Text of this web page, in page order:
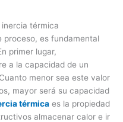
térmica
proceso, es fundamental
primer lugar,
a la capacidad de un
menor sea este valor
mayor será su capacidad
térmica es la propiedad
almacenar calor e ir